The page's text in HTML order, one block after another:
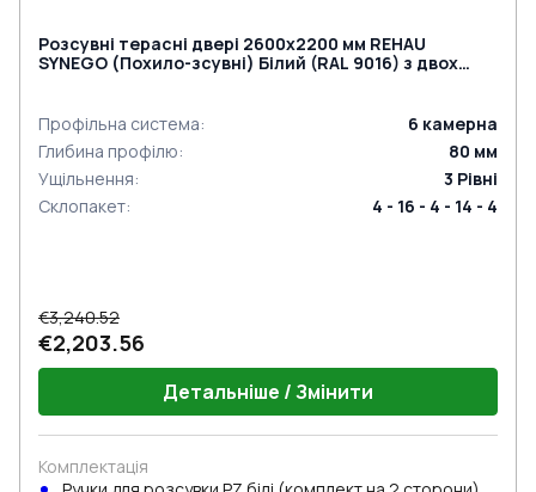
Розсувні терасні двері 2600x2200 мм REHAU
SYNEGO (Похило-зсувні) Білий (RAL 9016) з двох
Профільна система: 6 камерна
Глибина профілю: 80 мм
Ущільнення: 3 Рівні
Склопакет: 4 - 16 - 4 - 14 - 4
€3,240.52
€2,203.56
Детальніше / Змінити
Комплектація